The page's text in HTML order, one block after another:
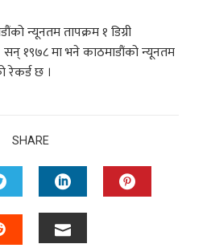
न्यूनतम तापक्रम १ डिग्री
१९७८ मा भने काठमाडौंको न्यूनतम
रेकर्ड छ ।
SHARE